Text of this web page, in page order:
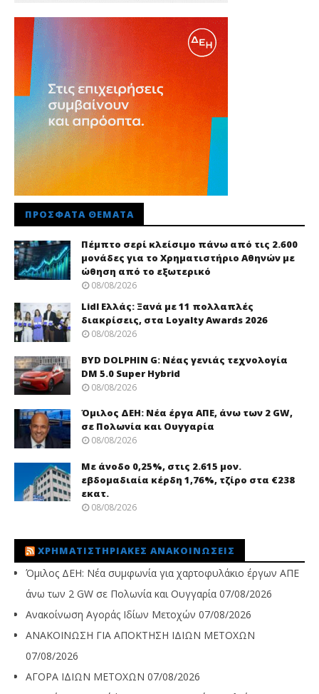
ΠΡΌΣΦΑΤΑ ΘΈΜΑΤΑ
Πέμπτο σερί κλείσιμο πάνω από τις 2.600
μονάδες για το Χρηματιστήριο Αθηνών με
ώθηση από το εξωτερικό
08/08/2026
Lidl Ελλάς: Ξανά με 11 πολλαπλές
διακρίσεις, στα Loyalty Awards 2026
08/08/2026
BYD DOLPHIN G: Νέας γενιάς τεχνολογία
DM 5.0 Super Hybrid
08/08/2026
Όμιλος ΔΕΗ: Νέα έργα ΑΠΕ, άνω των 2 GW,
σε Πολωνία και Ουγγαρία
08/08/2026
Με άνοδο 0,25%, στις 2.615 μον.
εβδομαδιαία κέρδη 1,76%, τζίρο στα €238
εκατ.
08/08/2026
ΧΡΗΜΑΤΙΣΤΗΡΙΑΚΈΣ ΑΝΑΚΟΙΝΏΣΕΙΣ
Όμιλος ΔΕΗ: Νέα συμφωνία για χαρτοφυλάκιο έργων ΑΠΕ
άνω των 2 GW σε Πολωνία και Ουγγαρία 07/08/2026
Ανακοίνωση Αγοράς Ιδίων Μετοχών 07/08/2026
ΑΝΑΚΟΙΝΩΣΗ ΓΙΑ ΑΠΟΚΤΗΣΗ ΙΔΙΩΝ ΜΕΤΟΧΩΝ
07/08/2026
ΑΓΟΡΑ ΙΔΙΩΝ ΜΕΤΟΧΩΝ 07/08/2026